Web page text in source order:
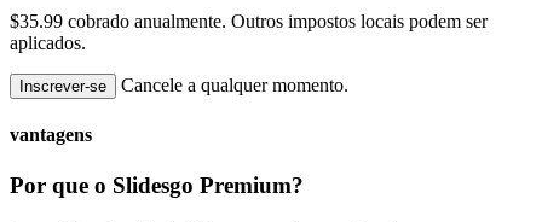
$35.99 cobrado anualmente. Outros impostos locais podem ser
aplicados.
Inscrever-se Cancele a qualquer momento.
vantagens
Por que o Slidesgo Premium?